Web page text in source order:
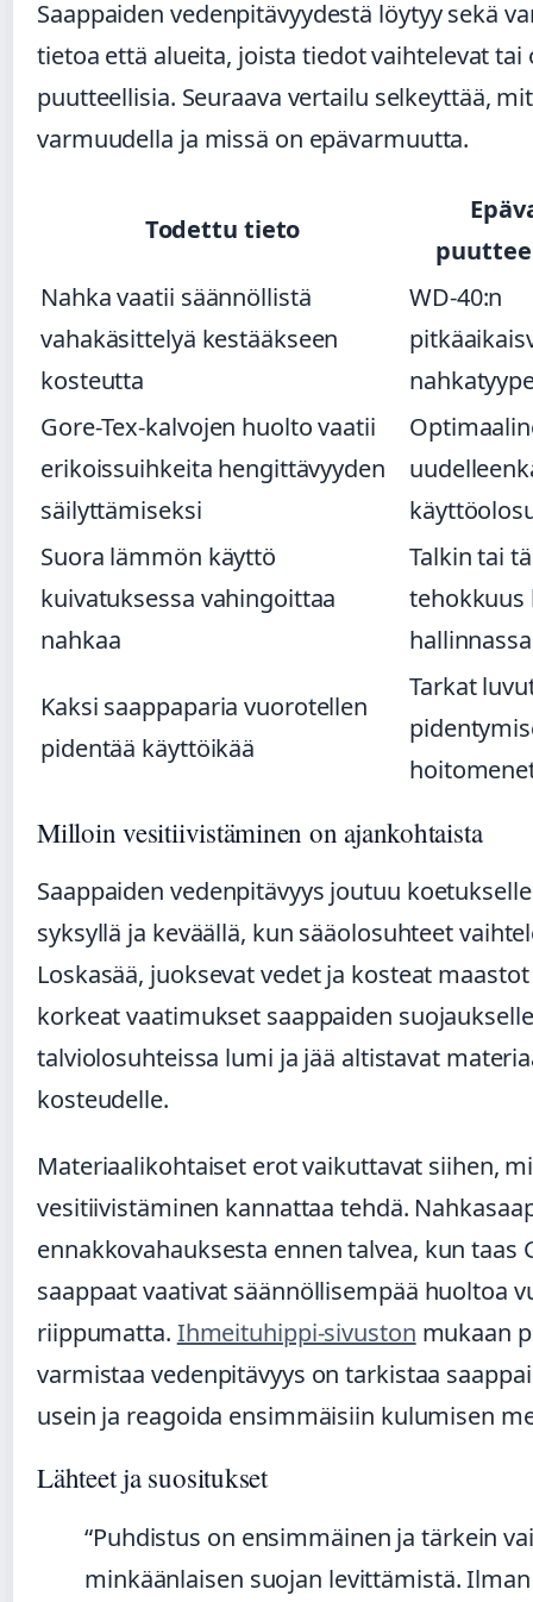
Saappaiden vedenpitävyydestä löytyy sekä
tietoa että alueita, joista tiedot vaihtelevat tai
puutteellisia. Seuraava vertailu selkeyttää,
varmuudella ja missä on epävarmuutta.
Todettu tieto
Nahka vaatii säännöllistä
vahakäsittelyä kestääkseen
kosteutta
WD-40:n
Gore-Tex-kalvojen huolto vaatii
erikoissuihkeita hengittävyyden
säilyttämiseksi
Suora lämmön käyttö
kuivatuksessa vahingoittaa
nahkaa
Talkin tai
tehokkuus
hallinnassa
Kaksi saappaparia vuorotellen
pidentää käyttöikää
Tarkat
Milloin vesitiivistäminen on ajankohtaista
Saappaiden vedenpitävyys joutuu
syksyllä ja keväällä, kun sääolosuhteet
Loskasää, juoksevat vedet ja kosteat
korkeat vaatimukset saappaiden
talviolosuhteissa lumi ja jää altistavat
kosteudelle.
Materiaalikohtaiset erot vaikuttavat siihen,
vesitiivistäminen kannattaa tehdä.
ennakkovahauksesta ennen talvea, kun taas
saappaat vaativat säännöllisempää huoltoa
riippumatta. Ihmeituhippi-sivuston mukaan
varmistaa vedenpitävyys on tarkistaa
usein ja reagoida ensimmäisiin kulumisen
Lähteet ja suositukset
“Puhdistus on ensimmäinen ja tärkein
minkäänlaisen suojan levittämistä. Ilman